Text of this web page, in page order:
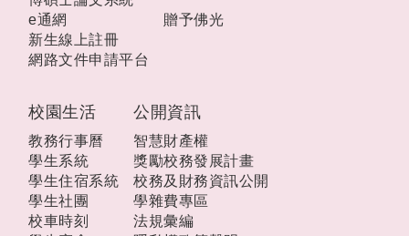
校園生活
教務行事曆
學生系統
學生住宿系統
學生社團
校車時刻
公開資訊
智慧財產權
獎勵校務發展計畫
校務及財務資訊公開
學雜費專區
法規彙編
e通網
新生線上註冊
網路文件申請平台
贈予佛光